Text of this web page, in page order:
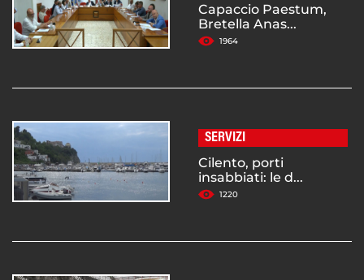
Capaccio Paestum,
Bretella Anas...
1964
SERVIZI
Cilento, porti
insabbiati: le d...
1220